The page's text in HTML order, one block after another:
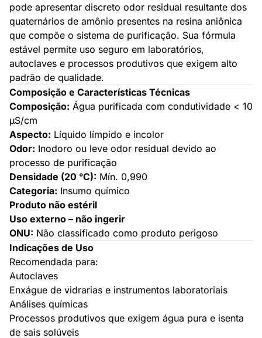
pode apresentar discreto odor residual resultante dos
quaternários de amônio presentes na resina aniônica
que compõe o sistema de purificação. Sua fórmula
estável permite uso seguro em laboratórios,
autoclaves e processos produtivos que exigem alto
padrão de qualidade.
Composição e Características Técnicas
Composição: Água purificada com condutividade < 10
µS/cm
Aspecto: Líquido límpido e incolor
Odor: Inodoro ou leve odor residual devido ao
processo de purificação
Densidade (20 °C): Mín. 0,990
Categoria: Insumo químico
Produto não estéril
Uso externo – não ingerir
ONU: Não classificado como produto perigoso
Indicações de Uso
Recomendada para:
Autoclaves
Enxágue de vidrarias e instrumentos laboratoriais
Análises químicas
Processos produtivos que exigem água pura e isenta
de sais solúveis